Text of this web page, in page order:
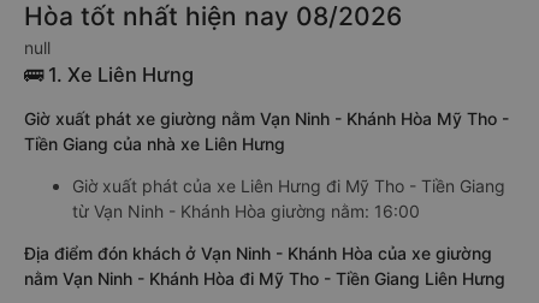
Hòa tốt nhất hiện nay 08/2026
null
🚌 1. Xe Liên Hưng
Giờ xuất phát xe giường nằm Vạn Ninh - Khánh Hòa Mỹ Tho -
Tiền Giang của nhà xe Liên Hưng
Giờ xuất phát của xe Liên Hưng đi Mỹ Tho - Tiền Giang
từ Vạn Ninh - Khánh Hòa giường nằm: 16:00
Địa điểm đón khách ở Vạn Ninh - Khánh Hòa của xe giường
nằm Vạn Ninh - Khánh Hòa đi Mỹ Tho - Tiền Giang Liên Hưng